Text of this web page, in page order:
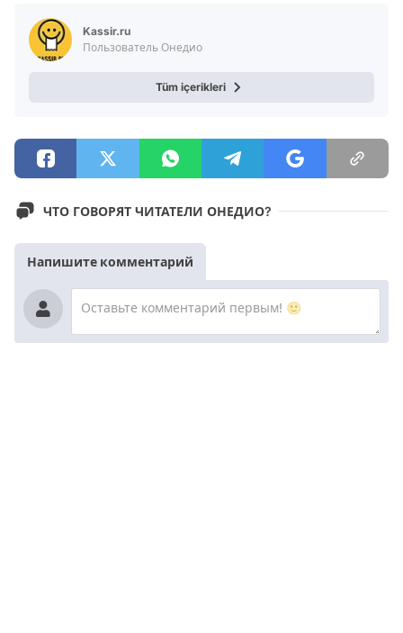
Kassir.ru
Пользователь Онедио
Tüm içerikleri
ЧТО ГОВОРЯТ ЧИТАТЕЛИ ОНЕДИО?
Напишите комментарий